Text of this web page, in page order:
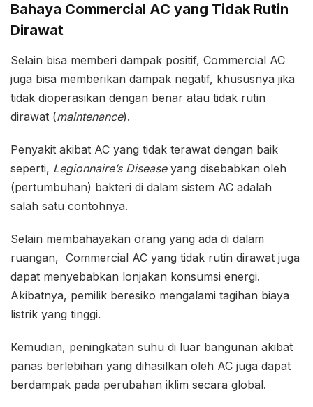
Bahaya Commercial AC yang Tidak Rutin
Dirawat
Selain bisa memberi dampak positif, Commercial AC
juga bisa memberikan dampak negatif, khususnya jika
tidak dioperasikan dengan benar atau tidak rutin
dirawat (maintenance).
Penyakit akibat AC yang tidak terawat dengan baik
seperti, Legionnaire’s Diseaseyang disebabkan oleh
(pertumbuhan) bakteri di dalam sistem AC adalah
salah satu contohnya.
Selain membahayakan orang yang ada di dalam
ruangan, Commercial AC yang tidak rutin dirawat juga
dapat menyebabkan lonjakan konsumsi energi.
Akibatnya, pemilik beresiko mengalami tagihan biaya
listrik yang tinggi.
Kemudian, peningkatan suhu di luar bangunan akibat
panas berlebihan yang dihasilkan oleh AC juga dapat
berdampak pada perubahan iklim secara global.